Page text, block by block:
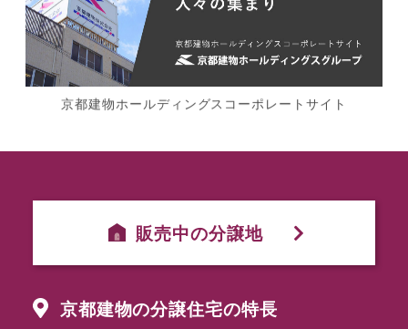
京都建物ホールディングスコーポレートサイト
販売中の分譲地
京都建物の分譲住宅の特長